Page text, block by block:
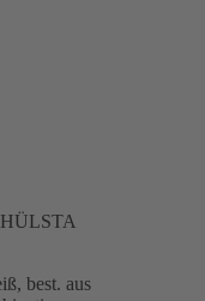
HÜLSTA